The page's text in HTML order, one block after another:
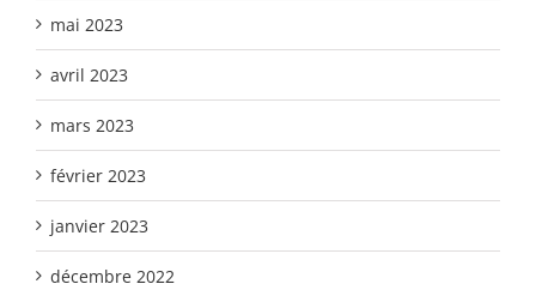
mai 2023
avril 2023
mars 2023
février 2023
janvier 2023
décembre 2022